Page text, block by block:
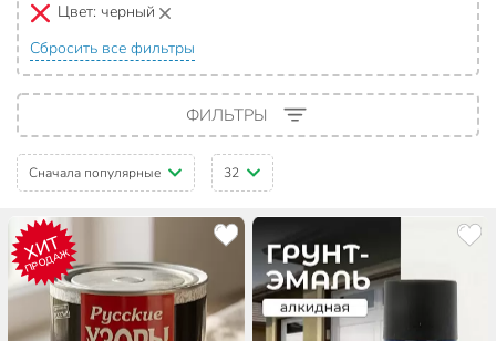
Цвет: черный
Сбросить все фильтры
ФИЛЬТРЫ
Сначала популярные 32
ХИТ
ПРОДАЖ